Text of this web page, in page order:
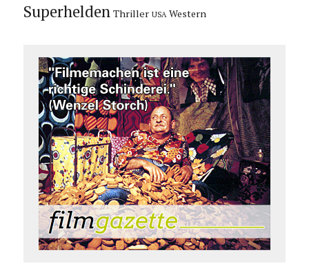
Superhelden Thriller USA Western